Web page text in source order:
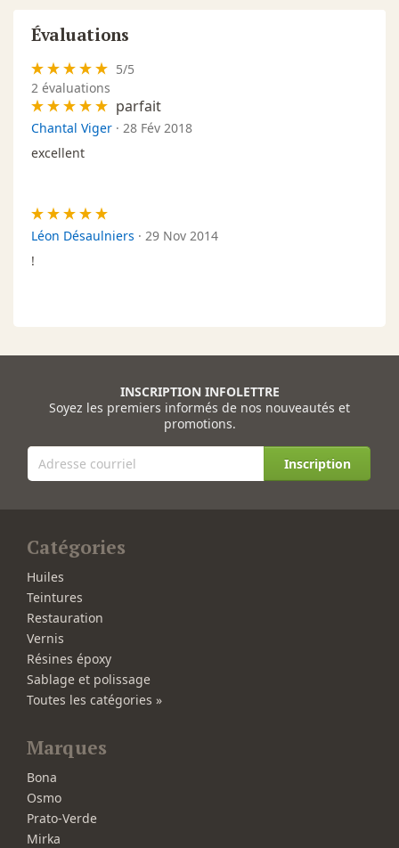
Évaluations
5/5
2 évaluations
parfait
Chantal Viger · 28 Fév 2018
excellent
Léon Désaulniers · 29 Nov 2014
!
INSCRIPTION INFOLETTRE
Soyez les premiers informés de nos nouveautés et
promotions.
Inscription
Catégories
Huiles
Teintures
Restauration
Vernis
Résines époxy
Sablage et polissage
Toutes les catégories »
Marques
Bona
Osmo
Prato-Verde
Mirka